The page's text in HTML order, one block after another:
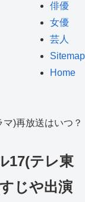
俳優
女優
芸人
Sitemap
Home
)再放送はいつ？
17(テレ東
じや出演